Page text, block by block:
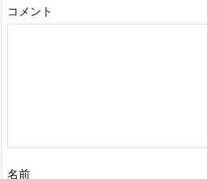
コメント
名前